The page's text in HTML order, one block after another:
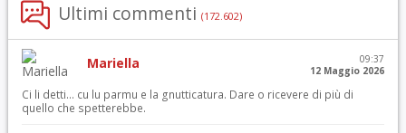
Ultimi commenti (172.602)
Mariella
09:37
12 Maggio 2026
Ci li detti… cu lu parmu e la gnutticatura. Dare o ricevere di più di
quello che spetterebbe.